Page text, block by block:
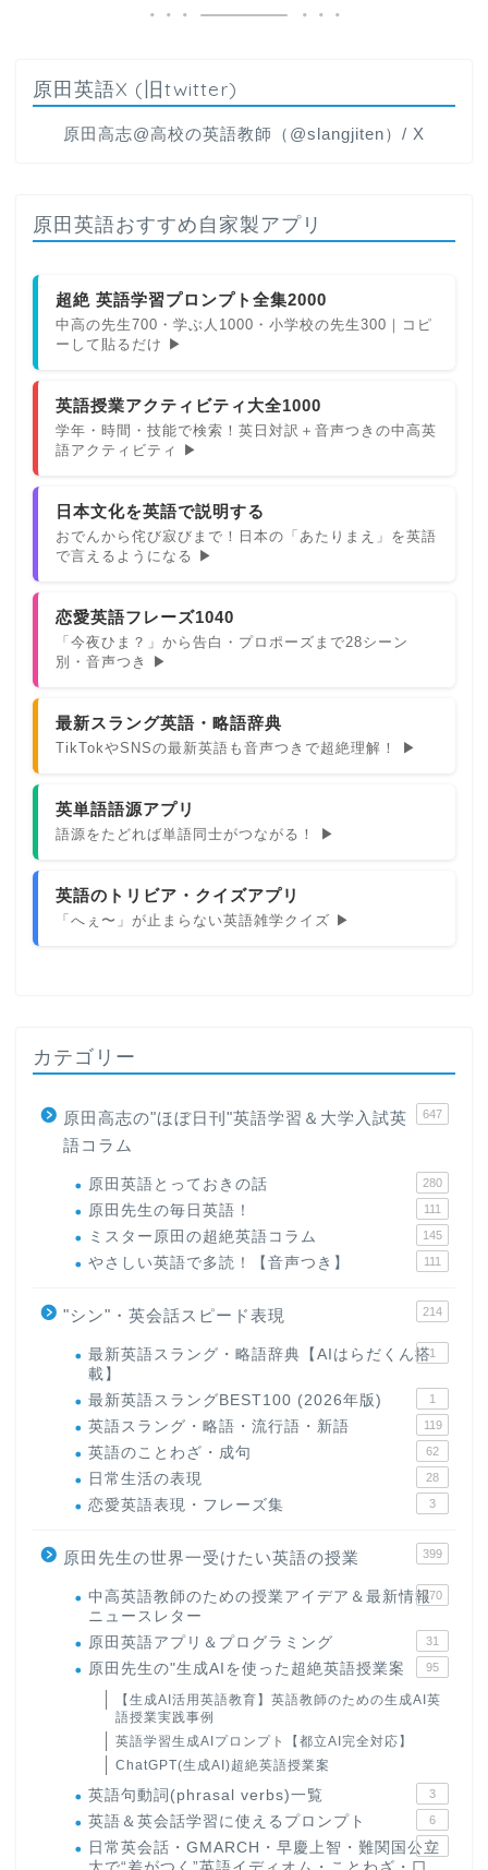
原田英語X (旧twitter)
原田高志@高校の英語教師（@slangjiten）/ X
原田英語おすすめ自家製アプリ
超絶 英語学習プロンプト全集2000
中高の先生700・学ぶ人1000・小学校の先生300｜コピ
ーして貼るだけ ▶
英語授業アクティビティ大全1000
学年・時間・技能で検索！英日対訳＋音声つきの中高英
語アクティビティ ▶
日本文化を英語で説明する
おでんから侘び寂びまで！日本の「あたりまえ」を英語
で言えるようになる ▶
恋愛英語フレーズ1040
「今夜ひま？」から告白・プロポーズまで28シーン
別・音声つき ▶
最新スラング英語・略語辞典
TikTokやSNSの最新英語も音声つきで超絶理解！ ▶
英単語語源アプリ
語源をたどれば単語同士がつながる！ ▶
英語のトリビア・クイズアプリ
「へぇ〜」が止まらない英語雑学クイズ ▶
カテゴリー
原田高志の"ほぼ日刊"英語学習＆大学入試英
語コラム
647
原田英語とっておきの話 280
原田先生の毎日英語！ 111
ミスター原田の超絶英語コラム 145
やさしい英語で多読！【音声つき】 111
"シン"・英会話スピード表現 214
最新英語スラング・略語辞典【AIはらだくん搭
載】
1
最新英語スラングBEST100 (2026年版) 1
英語スラング・略語・流行語・新語 119
英語のことわざ・成句 62
日常生活の表現 28
恋愛英語表現・フレーズ集 3
原田先生の世界一受けたい英語の授業 399
中高英語教師のための授業アイデア＆最新情報
ニュースレター
170
原田英語アプリ＆プログラミング 31
原田先生の"生成AIを使った超絶英語授業案 95
【生成AI活用英語教育】英語教師のための生成AI英
語授業実践事例
英語学習生成AIプロンプト【都立AI完全対応】
ChatGPT(生成AI)超絶英語授業案
英語句動詞(phrasal verbs)一覧 3
英語＆英会話学習に使えるプロンプト 6
日常英会話・GMARCH・早慶上智・難関国公立
22